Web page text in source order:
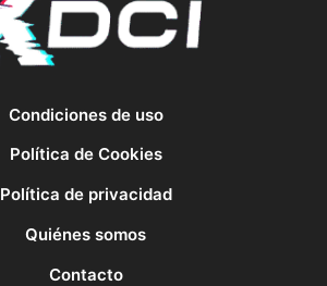
Condiciones de uso
Política de Cookies
Política de privacidad
Quiénes somos
Contacto